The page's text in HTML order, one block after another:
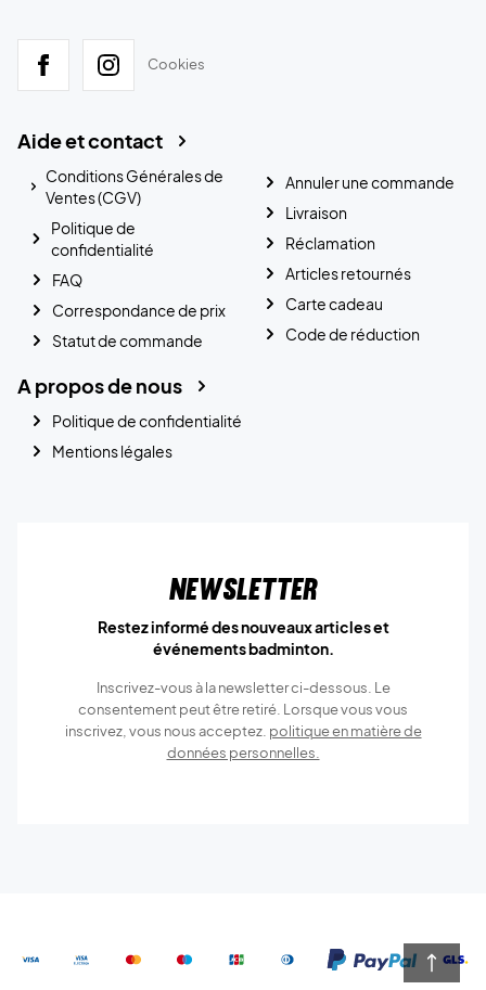
Cookies
Aide et contact
Conditions Générales de
Ventes (CGV)
Politique de
confidentialité
FAQ
Correspondance de prix
Statut de commande
Annuler une commande
Livraison
Réclamation
Articles retournés
Carte cadeau
Code de réduction
A propos de nous
Politique de confidentialité
Mentions légales
Newsletter
Restez informé des nouveaux articles et
événements badminton.
Inscrivez-vous à la newsletter ci-dessous. Le
consentement peut être retiré. Lorsque vous vous
inscrivez, vous nous acceptez. politique en matière de
données personnelles.